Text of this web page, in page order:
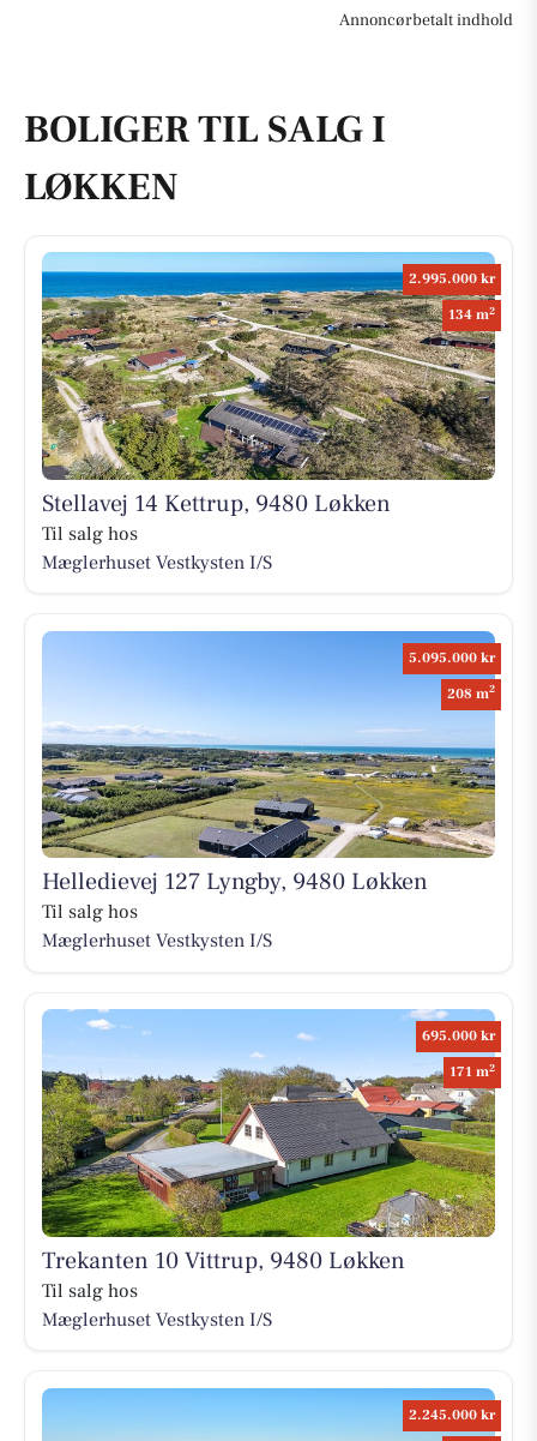
Annoncørbetalt indhold
BOLIGER TIL SALG I
LØKKEN
2.995.000 kr
134 m2
Stellavej 14 Kettrup, 9480 Løkken
Til salg hos
Mæglerhuset Vestkysten I/S
5.095.000 kr
208 m2
Helledievej 127 Lyngby, 9480 Løkken
Til salg hos
Mæglerhuset Vestkysten I/S
695.000 kr
171 m2
Trekanten 10 Vittrup, 9480 Løkken
Til salg hos
Mæglerhuset Vestkysten I/S
2.245.000 kr